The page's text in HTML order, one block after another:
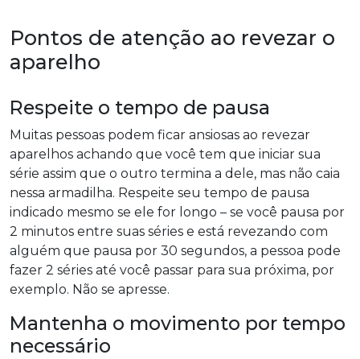
Pontos de atenção ao revezar o
aparelho
Respeite o tempo de pausa
Muitas pessoas podem ficar ansiosas ao revezar
aparelhos achando que você tem que iniciar sua
série assim que o outro termina a dele, mas não caia
nessa armadilha. Respeite seu tempo de pausa
indicado mesmo se ele for longo – se você pausa por
2 minutos entre suas séries e está revezando com
alguém que pausa por 30 segundos, a pessoa pode
fazer 2 séries até você passar para sua próxima, por
exemplo. Não se apresse.
Mantenha o movimento por tempo
necessário